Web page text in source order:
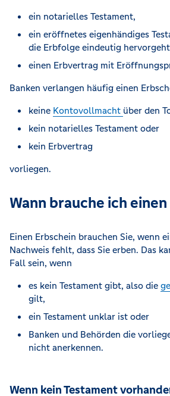
ein notarielles Testament,
ein eröffnetes eigenhändiges
die Erbfolge eindeutig
einen Erbvertrag mit
Banken verlangen häufig einen
keine Kontovollmacht über den
kein notarielles Testament oder
kein Erbvertrag
vorliegen.
Wann brauche ich
Einen Erbschein brauchen Sie, wenn
Nachweis fehlt, dass Sie erben. Das
Fall sein, wenn
es kein Testament gibt, also die
gilt,
ein Testament unklar ist oder
Banken und Behörden die
nicht anerkennen.
Wenn kein Testament